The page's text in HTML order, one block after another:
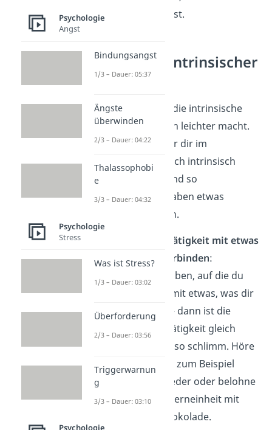
ungesund essen sollst.
Fördern von intrinsischer
Motivation
Du siehst also, dass die intrinsische
Motivation das Leben leichter macht.
Deswegen zeigen wir dir im
Folgenden, wie du dich intrinsisch
motivieren kannst und so
unangenehme Aufgaben etwas
werden.
Unangenehme Tätigkeit mit etwas
Angenehmen verbinden:
Verknüpfe Aufgaben, auf die du
keine Lust hast, mit etwas, was dir
Freude bereitet – dann ist die
unangenehme Tätigkeit gleich
auch nicht mehr so schlimm. Höre
beim Aufräumen zum Beispiel
deine Lieblingslieder oder belohne
dich nach einer Lerneinheit mit
einem Stück Schokolade.
Psychologie
Angst
Bindungsangst
1/3 – Dauer: 05:37
Ängste
überwinden
2/3 – Dauer: 04:22
Thalassophobi
e
3/3 – Dauer: 04:32
Psychologie
Stress
Was ist Stress?
1/3 – Dauer: 03:02
Überforderung
2/3 – Dauer: 03:56
Triggerwarnun
g
3/3 – Dauer: 03:10
Psychologie